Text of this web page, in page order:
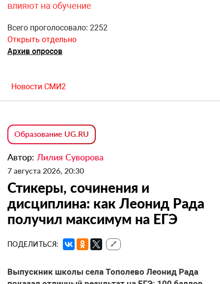
влияют на обучение
Всего проголосовало: 2252
Открыть отдельно
Архив опросов
Новости СМИ2
Образование UG.RU
Автор: Лилия Суворова
7 августа 2026, 20:30
Стикеры, сочинения и
дисциплина: как Леонид Рада
получил максимум на ЕГЭ
ПОДЕЛИТЬСЯ: 🔗
Выпускник школы села Тополево Леонид Рада